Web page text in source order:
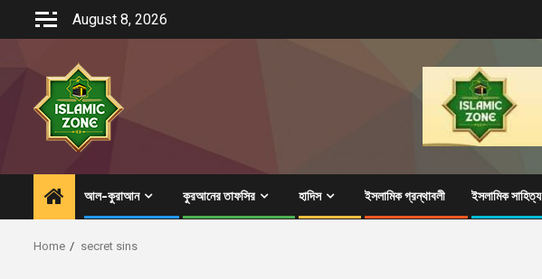
August 8, 2026
আল-কুরাআন কুরআনের তাফসির হাদিস ইসলামিক গ্রন্থাবলী ইসলামিক সাহিত্য
Home secret sins